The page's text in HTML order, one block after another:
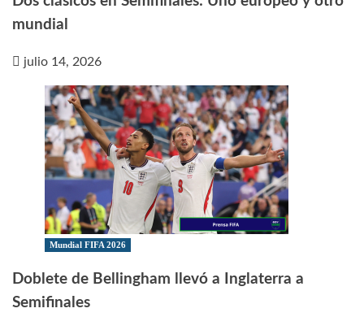
mundial
julio 14, 2026
Mundial FIFA 2026
Doblete de Bellingham llevó a Inglaterra a
Semifinales